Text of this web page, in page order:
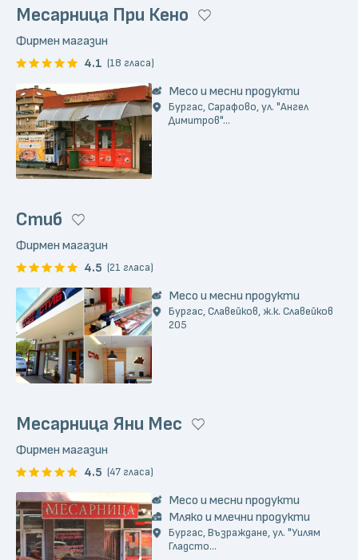
Месарница При Кено
Фирмен магазин
4.1 (18 гласа)
Месо и месни продукти
Бургас, Сарафово, ул. "Ангел
Димитров"...
Стиб
Фирмен магазин
4.5 (21 гласа)
Месо и месни продукти
Бургас, Славейков, ж.к. Славейков
205
Месарница Яни Мес
Фирмен магазин
4.5 (47 гласа)
Месо и месни продукти
Мляко и млечни продукти
Бургас, Възраждане, ул. "Уилям
Гладсто...